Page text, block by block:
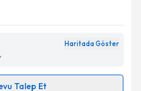
ilişkinAydınlatma
kişisel verilerimin belirtilen
kabul ediyorum.
Haritada Göster
Talep Et